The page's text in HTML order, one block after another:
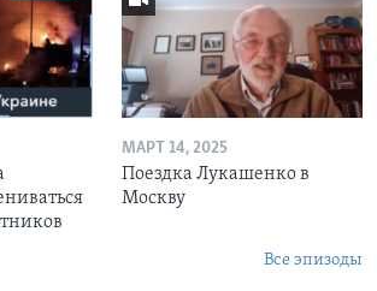
МАРТ 14, 2025
Поездка Лукашенко в
Москву
Все эпизоды